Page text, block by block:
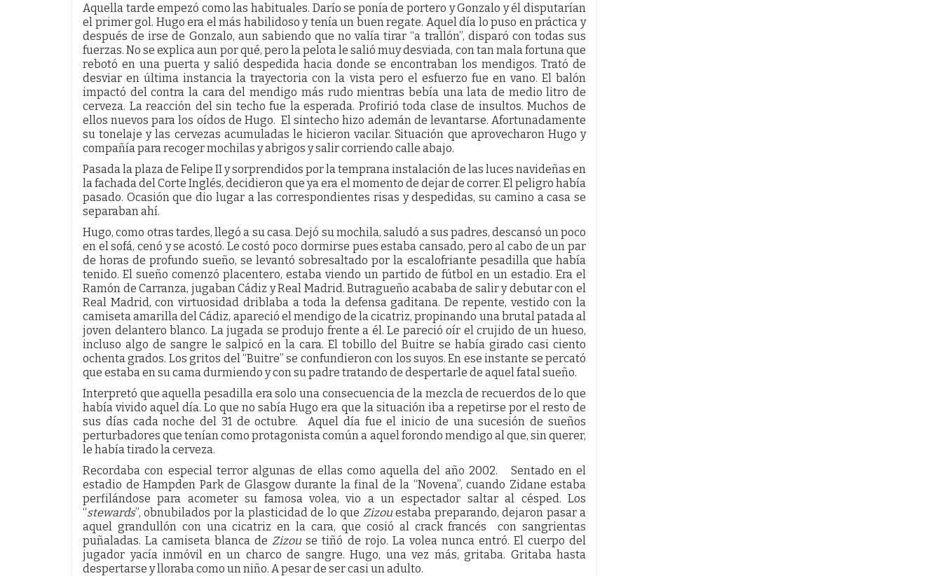
Aquella tarde empezó como las habituales. Darío se ponía de portero y Gonzalo y él disputarían
el primer gol. Hugo era el más habilidoso y tenía un buen regate. Aquel día lo puso en práctica y
después de irse de Gonzalo, aun sabiendo que no valía tirar “a trallón”, disparó con todas sus
fuerzas. No se explica aun por qué, pero la pelota le salió muy desviada, con tan mala fortuna que
rebotó en una puerta y salió despedida hacia donde se encontraban los mendigos. Trató de
desviar en última instancia la trayectoria con la vista pero el esfuerzo fue en vano. El balón
impactó del contra la cara del mendigo más rudo mientras bebía una lata de medio litro de
cerveza. La reacción del sin techo fue la esperada. Profirió toda clase de insultos. Muchos de
ellos nuevos para los oídos de Hugo. El sintecho hizo ademán de levantarse. Afortunadamente
su tonelaje y las cervezas acumuladas le hicieron vacilar. Situación que aprovecharon Hugo y
compañía para recoger mochilas y abrigos y salir corriendo calle abajo.
Pasada la plaza de Felipe II y sorprendidos por la temprana instalación de las luces navideñas en
la fachada del Corte Inglés, decidieron que ya era el momento de dejar de correr. El peligro había
pasado. Ocasión que dio lugar a las correspondientes risas y despedidas, su camino a casa se
separaban ahí.
Hugo, como otras tardes, llegó a su casa. Dejó su mochila, saludó a sus padres, descansó un poco
en el sofá, cenó y se acostó. Le costó poco dormirse pues estaba cansado, pero al cabo de un par
de horas de profundo sueño, se levantó sobresaltado por la escalofriante pesadilla que había
tenido. El sueño comenzó placentero, estaba viendo un partido de fútbol en un estadio. Era el
Ramón de Carranza, jugaban Cádiz y Real Madrid. Butragueño acababa de salir y debutar con el
Real Madrid, con virtuosidad driblaba a toda la defensa gaditana. De repente, vestido con la
camiseta amarilla del Cádiz, apareció el mendigo de la cicatriz, propinando una brutal patada al
joven delantero blanco. La jugada se produjo frente a él. Le pareció oír el crujido de un hueso,
incluso algo de sangre le salpicó en la cara. El tobillo del Buitre se había girado casi ciento
ochenta grados. Los gritos del “Buitre” se confundieron con los suyos. En ese instante se percató
que estaba en su cama durmiendo y con su padre tratando de despertarle de aquel fatal sueño.
Interpretó que aquella pesadilla era solo una consecuencia de la mezcla de recuerdos de lo que
había vivido aquel día. Lo que no sabía Hugo era que la situación iba a repetirse por el resto de
sus días cada noche del 31 de octubre. Aquel día fue el inicio de una sucesión de sueños
perturbadores que tenían como protagonista común a aquel forondo mendigo al que, sin querer,
le había tirado la cerveza.
Recordaba con especial terror algunas de ellas como aquella del año 2002. Sentado en el
estadio de Hampden Park de Glasgow durante la final de la “Novena”, cuando Zidane estaba
perfilándose para acometer su famosa volea, vio a un espectador saltar al césped. Los
“stewards”, obnubilados por la plasticidad de lo que Zizouestaba preparando, dejaron pasar a
aquel grandullón con una cicatriz en la cara, que cosió al crack francés con sangrientas
puñaladas. La camiseta blanca de Zizouse tiñó de rojo. La volea nunca entró. El cuerpo del
jugador yacía inmóvil en un charco de sangre. Hugo, una vez más, gritaba. Gritaba hasta
despertarse y lloraba como un niño. A pesar de ser casi un adulto.